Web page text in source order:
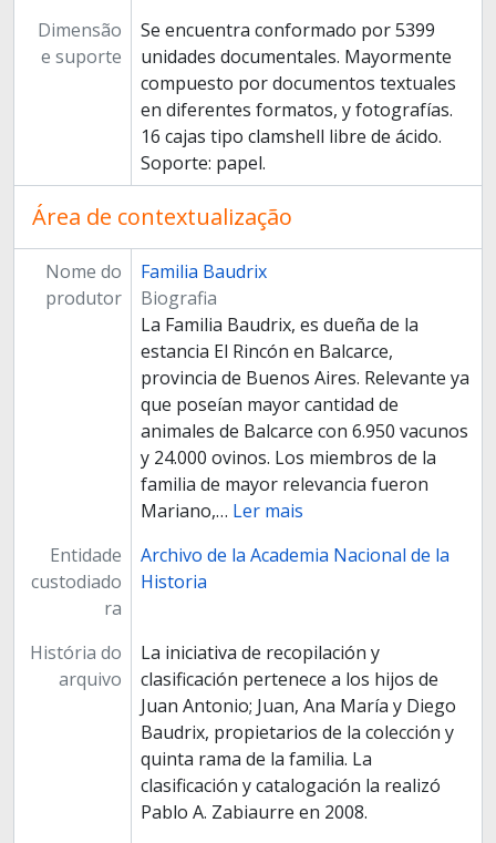
Dimensão
e suporte
Se encuentra conformado por 5399
unidades documentales. Mayormente
compuesto por documentos textuales
en diferentes formatos, y fotografías.
16 cajas tipo clamshell libre de ácido.
Soporte: papel.
Área de contextualização
Nome do
produtor
Familia Baudrix
Biografia
La Familia Baudrix, es dueña de la
estancia El Rincón en Balcarce,
provincia de Buenos Aires. Relevante ya
que poseían mayor cantidad de
animales de Balcarce con 6.950 vacunos
y 24.000 ovinos. Los miembros de la
familia de mayor relevancia fueron
Mariano,… Ler mais
Entidade
custodiado
ra
Archivo de la Academia Nacional de la
Historia
História do
arquivo
La iniciativa de recopilación y
clasificación pertenece a los hijos de
Juan Antonio; Juan, Ana María y Diego
Baudrix, propietarios de la colección y
quinta rama de la familia. La
clasificación y catalogación la realizó
Pablo A. Zabiaurre en 2008.